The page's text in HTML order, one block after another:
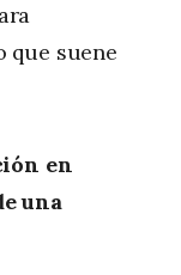
que suene
en
una